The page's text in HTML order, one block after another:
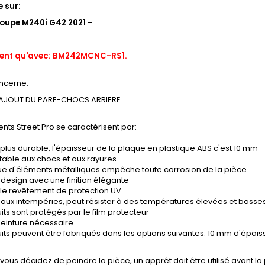
sur:
M240i G42 2021 -
qu'avec: BM242MCNC-RS1.
DU PARE-CHOCS ARRIERE
Street Pro se caractérisent par:
durable, l'épaisseur de la plaque en plastique ABS c'est 10 mm
aux chocs et aux rayures
d'éléments métalliques empêche toute corrosion de la pièce
avec une finition élégante
revêtement de protection UV
aux intempéries, peut résister à des températures élevées et
sont protégés par le film protecteur
nécessaire
peuvent être fabriqués dans les options suivantes: 10 mm
décidez de peindre la pièce, un apprêt doit être utilisé avant la